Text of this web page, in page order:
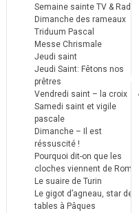
Semaine sainte TV & Radio
Dimanche des rameaux
Triduum Pascal
Messe Chrismale
Jeudi saint
Jeudi Saint: Fêtons nos
prêtres
Vendredi saint – la croix
Samedi saint et vigile
pascale
Dimanche – Il est
réssuscité !
Pourquoi dit-on que les
cloches viennent de Rome ?
Le suaire de Turin
Le gigot d’agneau, star des
tables à Pâques